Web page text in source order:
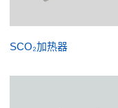
SCO₂加热器